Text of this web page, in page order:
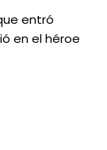
entró
en el héroe